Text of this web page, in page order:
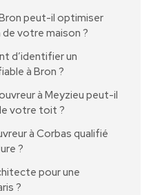
peut-il optimiser
votre maison ?
d’identifier un
à Bron ?
à Meyzieu peut-il
votre toit ?
à Corbas qualifié
?
pour une
?